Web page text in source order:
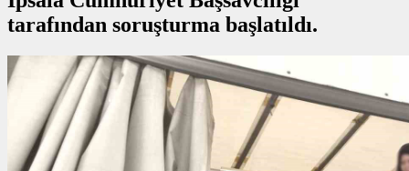
tarafından soruşturma başlatıldı.